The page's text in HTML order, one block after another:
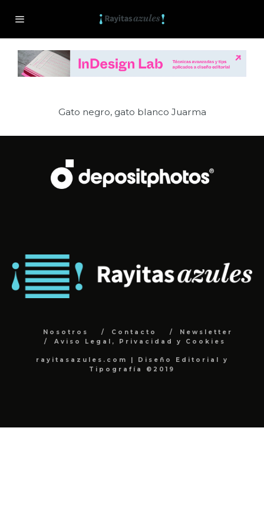
Gato negro, gato blanco Juarma
Nosotros Contacto
Newsletter
Aviso Legal, Privacidad y Cookies
rayitasazules.com | Diseño Editorial y
Tipografía ©2019